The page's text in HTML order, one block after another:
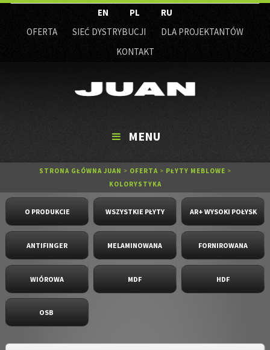
EN PL
RU
OFERTA
SIEĆ DYSTRYBUCJI
DLA PROJEKTANTÓW
KONTAKT
MENU
STRONA GŁÓWNA JUAN > OFERTA > PŁYTY MEBLOWE >
KOLORYSTYKA
O PRODUKCIE WSZYSTKIE PŁYTY AR+ WYSOKI POŁYSK
ANTIFINGER MELAMINOWANA FORNIROWANA
WIÓROWA MDF HDF
OSB